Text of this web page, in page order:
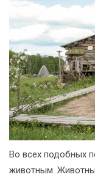
Во всех подобных
животным.